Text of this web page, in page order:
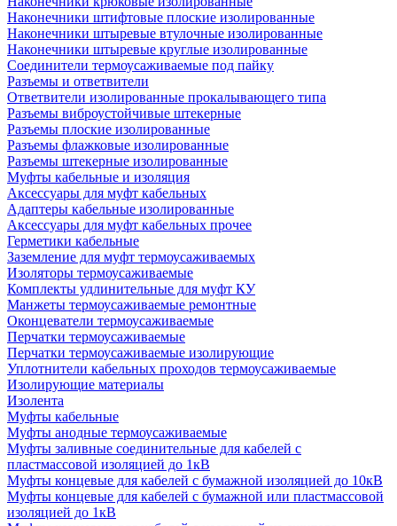
Наконечники штифтовые плоские изолированные
Наконечники штыревые втулочные изолированные
Наконечники штыревые круглые изолированные
Соединители термоусаживаемые под пайку
Разъемы и ответвители
Ответвители изолированные прокалывающего типа
Разъемы виброустойчивые штекерные
Разъемы плоские изолированные
Разъемы флажковые изолированные
Разъемы штекерные изолированные
Муфты кабельные и изоляция
Аксессуары для муфт кабельных
Адаптеры кабельные изолированные
Аксессуары для муфт кабельных прочее
Герметики кабельные
Заземление для муфт термоусаживаемых
Изоляторы термоусаживаемые
Комплекты удлинительные для муфт КУ
Манжеты термоусаживаемые ремонтные
Оконцеватели термоусаживаемые
Перчатки термоусаживаемые
Перчатки термоусаживаемые изолирующие
Уплотнители кабельных проходов термоусаживаемые
Изолирующие материалы
Изолента
Муфты кабельные
Муфты анодные термоусаживаемые
Муфты заливные соединительные для кабелей с
пластмассовой изоляцией до 1кВ
Муфты концевые для кабелей с бумажной изоляцией до 10кВ
Муфты концевые для кабелей с бумажной или пластмассовой
изоляцией до 1кВ